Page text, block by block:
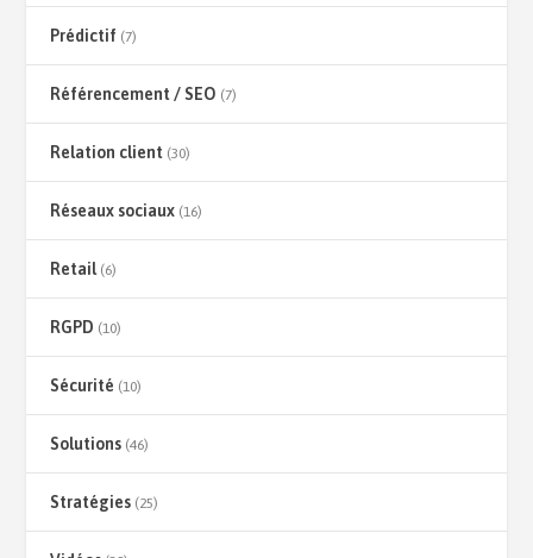
Prédictif (7)
Référencement / SEO (7)
Relation client (30)
Réseaux sociaux (16)
Retail(6)
RGPD (10)
Sécurité (10)
Solutions (46)
Stratégies (25)